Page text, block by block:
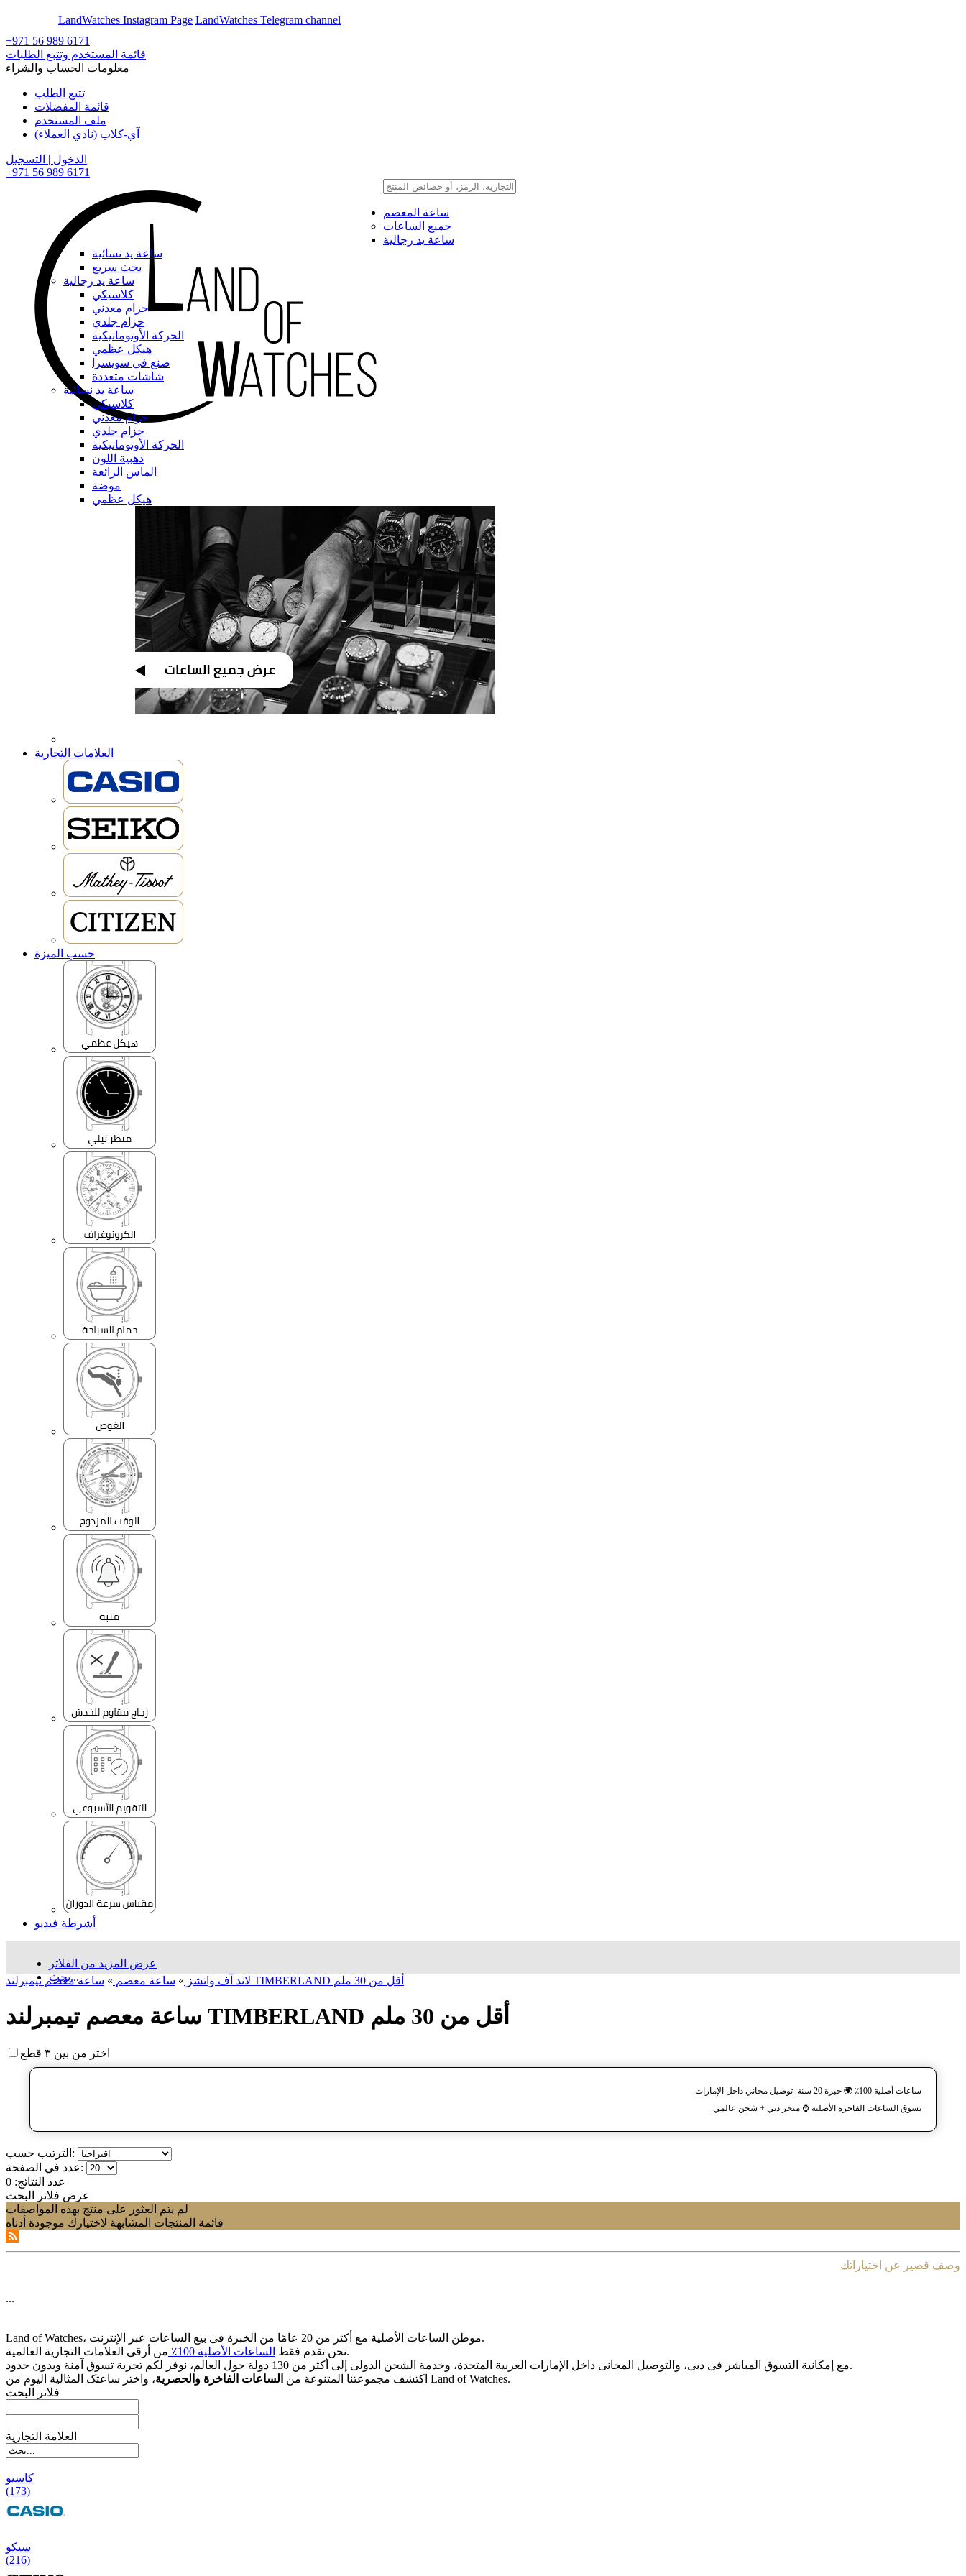
LandWatches Instagram Page LandWatches Telegram channel
+971 56 989 6171
قائمة المستخدم وتتبع الطلبات
معلومات الحساب والشراء
تتبع الطلب
قائمة المفضلات
ملف المستخدم
آي-كلاب (نادي العملاء)
الدخول | التسجيل
+971 56 989 6171
ساعة المعصم
جميع الساعات
ساعة يد رجالية
ساعة يد نسائية
بحث سريع
ساعة يد رجالية
كلاسيكي
حزام معدني
حزام جلدي
الحركة الأوتوماتيكية
هيكل عظمي
صنع في سويسرا
شاشات متعددة
ساعة يد نسائية
كلاسيكي
حزام معدني
حزام جلدي
الحركة الأوتوماتيكية
ذهبية اللون
الماس الرائعة
موضة
هيكل عظمي
العلامات التجارية
حسب الميزة
أشرطة فيديو
عرض المزيد من الفلاتر
بحث...
لاند آف واتشز » ساعة معصم » ساعة معصم تیمبرلند TIMBERLAND أقل من 30 ملم
ساعة معصم تیمبرلند TIMBERLAND أقل من 30 ملم
اختر من بين ٣ قطع
ساعات أصلية 100٪ 🌍 خبرة 20 سنة. توصيل مجاني داخل الإمارات.
تسوق الساعات الفاخرة الأصلية ⌚️ متجر دبي + شحن عالمي.
الترتيب حسب:
عدد في الصفحة:
عدد النتائج: 0
عرض فلاتر البحث
لم يتم العثور على منتج بهذه المواصفات
قائمة المنتجات المشابهة لاختيارك موجودة أدناه
وصف قصير عن اختياراتك
...
Land of Watches، موطن الساعات الأصلیة مع أکثر من 20 عامًا من الخبرة فی بیع الساعات عبر الإنترنت.
نحن نقدم فقط الساعات الأصلیة 100٪
من أرقى العلامات التجاریة العالمیة.
مع إمکانیة التسوق المباشر فی دبی، والتوصیل المجانی داخل الإمارات العربیة المتحدة، وخدمة الشحن الدولی إلى أکثر من 130 دولة حول العالم، نوفر لکم تجربة تسوق آمنة وبدون حدود.
اکتشف مجموعتنا المتنوعة من الساعات الفاخرة والحصریة
، واختر ساعتک المثالیة الیوم من Land of Watches.
فلاتر البحث
العلامة التجارية
کاسیو
(173)
سیکو
(216)